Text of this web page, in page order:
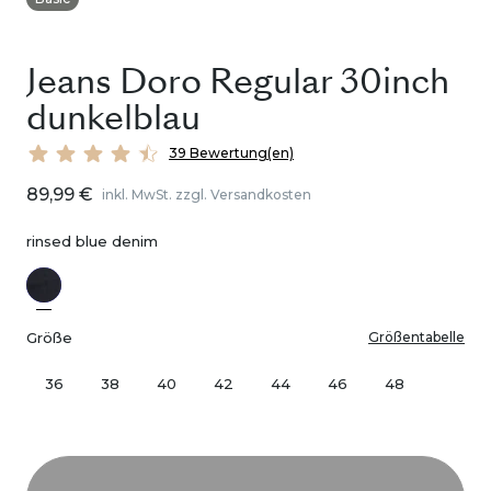
Jeans Doro Regular 30inch
dunkelblau
39 Bewertung(en)
89,99 € inkl. MwSt. zzgl. Versandkosten
rinsed blue denim
Größe Größentabelle
36 38 40 42 44 46 48